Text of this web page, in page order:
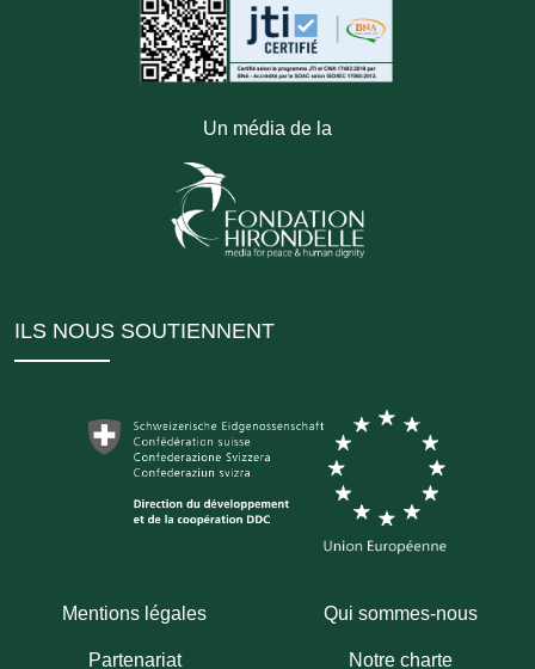
Un média de la
ILS NOUS SOUTIENNENT
Mentions légales Qui sommes-nous
Partenariat Notre charte